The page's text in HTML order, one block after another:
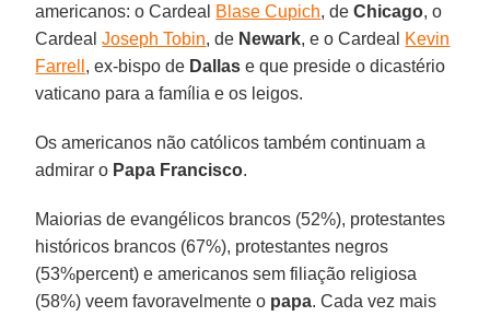
americanos: o Cardeal Blase Cupich, deChicago, o
Cardeal Joseph Tobin, de Newark, e o Cardeal Kevin
Farrell , ex-bispo de Dallas e que preside o dicastério
vaticano para a família e os leigos.
Os americanos não católicos também continuam a
admirar o Papa Francisco.
Maiorias de evangélicos brancos (52%), protestantes
históricos brancos (67%), protestantes negros
(53%percent) e americanos sem filiação religiosa
(58%) veem favoravelmente o papa. Cada vez mais